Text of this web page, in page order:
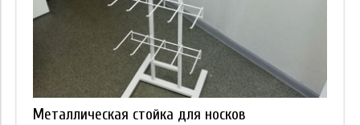
Металлическая стойка для носков